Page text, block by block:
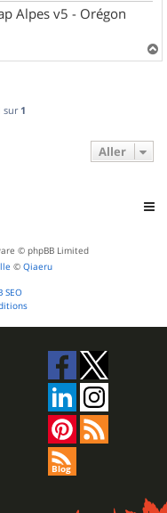
Alpes v5 - Orégon
a
sur 1
Aller
© phpBB Limited
© Qiaeru
SEO